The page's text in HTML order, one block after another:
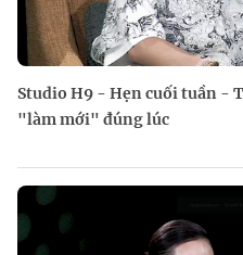
Studio H9 - Hẹn cuối tuần -
"làm mới" đúng lúc